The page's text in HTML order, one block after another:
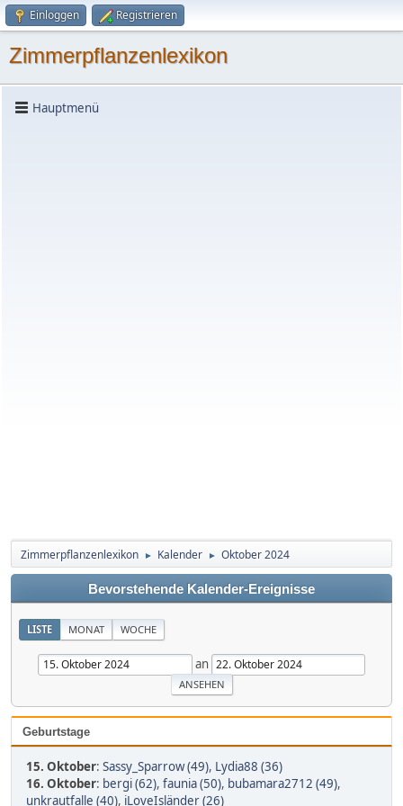
Einloggen Registrieren
Zimmerpflanzenlexikon
Hauptmenü
Zimmerpflanzenlexikon ► Kalender ► Oktober 2024
Bevorstehende Kalender-Ereignisse
LISTE MONAT WOCHE
an
Geburtstage
15. Oktober: Sassy_Sparrow (49), Lydia88 (36)
16. Oktober: bergi (62), faunia (50), bubamara2712 (49),
unkrautfalle (40), iLoveIsländer (26)